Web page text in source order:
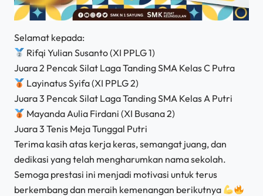
Selamat kepada:
Rifqi Yulian Susanto (XI PPLG 1)
Juara 2 Pencak Silat Laga Tanding SMA Kelas C Putra
Layinatus Syifa (XI PPLG 2)
Juara 3 Pencak Silat Laga Tanding SMA Kelas A Putri
Mayanda Aulia Firdani (XI Busana 2)
Juara 3 Tenis Meja Tunggal Putri
Terima kasih atas kerja keras, semangat juang, dan
dedikasi yang telah mengharumkan nama sekolah.
Semoga prestasi ini menjadi motivasi untuk terus
berkembang dan meraih kemenangan berikutnya